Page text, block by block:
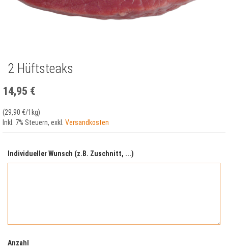
Zum
der
Bildergalerie
2 Hüftsteaks
14,95 €
(29,90 €/1kg)
Inkl. 7% Steuern, exkl. Versandkosten
Individueller Wunsch (z.B. Zuschnitt, ...)
Anzahl